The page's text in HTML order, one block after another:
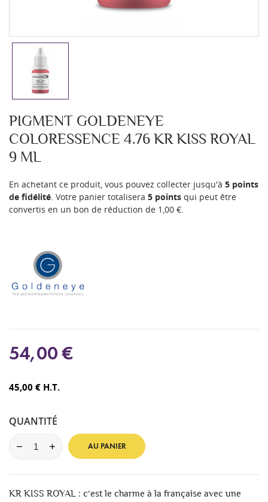
PIGMENT GOLDENEYE
COLORESSENCE 4.76 KR KISS ROYAL
9 ML
En achetant ce produit, vous pouvez collecter jusqu'à 5 points
de fidélité . Votre panier totalisera 5 points qui peut être
convertis en un bon de réduction de 1,00 €
54,00 €
45,00 € H.T.
QUANTITÉ
AU PANIER
KR KISS ROYAL : c‘est le charme à la française avec une